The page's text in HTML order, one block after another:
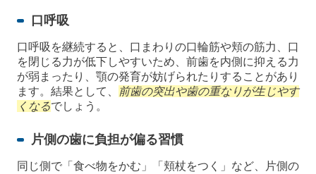
口呼吸
口呼吸を継続すると、口まわりの口輪筋や頬の筋力、口
を閉じる力が低下しやすいため、前歯を内側に抑える力
が弱まったり、顎の発育が妨げられたりすることがあり
ます。結果として、
前歯の突出や歯の重なりが生じやす
くなるでしょう。
片側の歯に負担が偏る習慣
同じ側で「食べ物をかむ」「頬杖をつく」など、片側の